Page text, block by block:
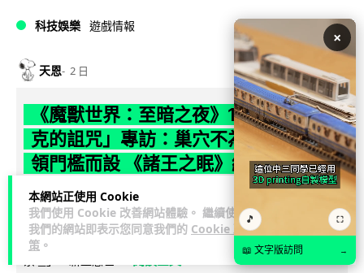
本網站正使用 Cookie
我們使用 Cookie 改善網站體驗。 繼續使用
我們的網站即表示您同意我們的 Cookie 政
策 。
科技娛樂 遊戲情報
天恩 2 日
《魔獸世界：至暗之夜》12.1 「烏拉特
克的詛咒」專訪：巢穴不為提高世界首
領門檻而設 《諸王之眠》縮短約 10 分
鐘
《魔獸世界：至暗之夜》版本更新 12.1「烏拉特克的詛咒」將
於 8 月 13 日正式上線，帶來全新區域「盤蛇島」、地城「毒牙
×
🎵 ⛶
📖 文字版訪問 →